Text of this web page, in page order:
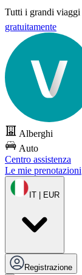
Tutti i grandi viaggi
gratuitamente
Alberghi
Auto
Centro assistenza
Le mie prenotazioni
IT | EUR
Registrazione